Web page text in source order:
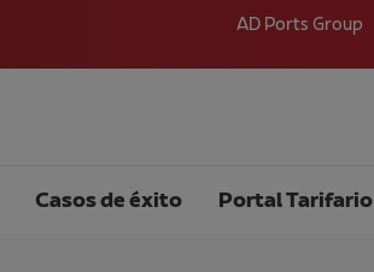
AD Ports Group
Casos de éxito Portal Tarifario